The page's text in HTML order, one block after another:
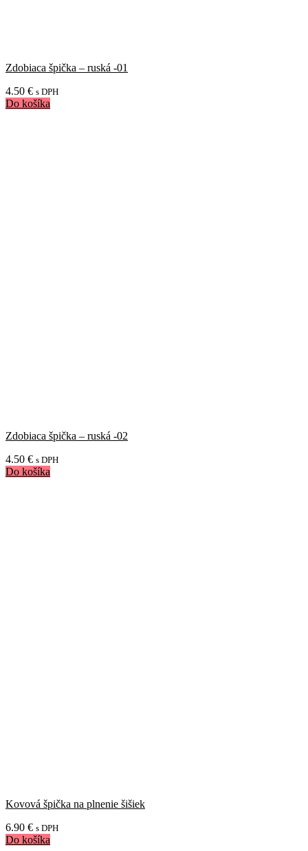
Zdobiaca špička – ruská -01
4.50 € s DPH
Do košíka
Zdobiaca špička – ruská -02
4.50 € s DPH
Do košíka
Kovová špička na plnenie šišiek
6.90 € s DPH
Do košíka